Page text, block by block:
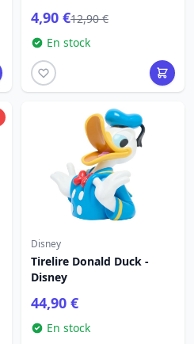
4,90 €12,90 €
En stock
Disney
Tirelire Donald Duck -
Disney
44,90 €
En stock